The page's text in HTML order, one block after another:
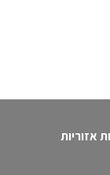
אזוריות